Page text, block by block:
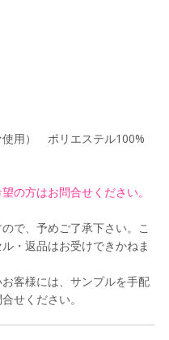
使用） ポリエステル100%
の方はお問合せください。
で、予めご了承下さい。こ
・返品はお受けできかねま
客様には、サンプルを手配
せください。